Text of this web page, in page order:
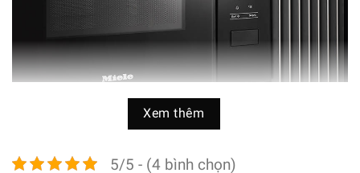
Lò Vi Sóng Miele M 2234 SC trợ thủ đắc lực cho không gian
Xem thêm
5/5 - (4 bình chọn)